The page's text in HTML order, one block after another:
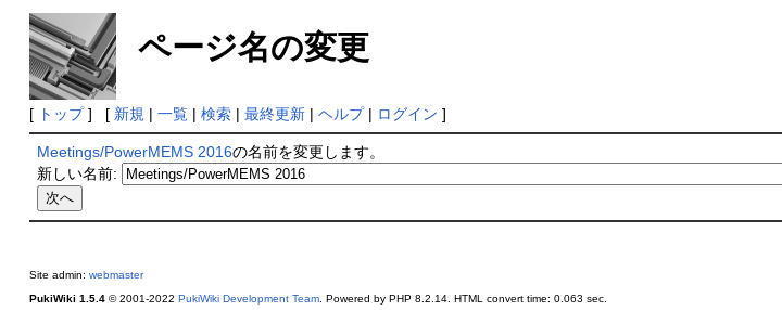
ページ名の変更
[ トップ] [ 新規 | 一覧| 検索| 最終更新| ヘルプ| ログイン ]
Meetings/PowerMEMS 2016の名前を変更します。
新しい名前:
Site admin: webmaster
PukiWiki 1.5.4© 2001-2022 PukiWiki Development Team. Powered by PHP 8.2.14. HTML convert time: 0.063 sec.